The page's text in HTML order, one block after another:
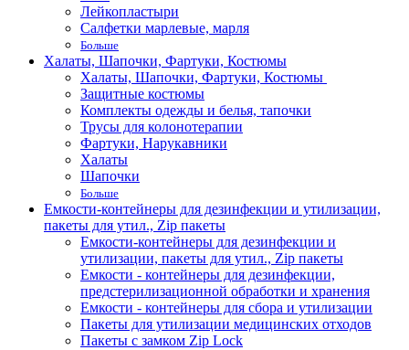
Лейкопластыри
Салфетки марлевые, марля
Больше
Халаты, Шапочки, Фартуки, Костюмы
Халаты, Шапочки, Фартуки, Костюмы
Защитные костюмы
Комплекты одежды и белья, тапочки
Трусы для колонотерапии
Фартуки, Нарукавники
Халаты
Шапочки
Больше
Емкости-контейнеры для дезинфекции и утилизации,
пакеты для утил., Zip пакеты
Емкости-контейнеры для дезинфекции и
утилизации, пакеты для утил., Zip пакеты
Емкости - контейнеры для дезинфекции,
предстерилизационной обработки и хранения
Емкости - контейнеры для сбора и утилизации
Пакеты для утилизации медицинских отходов
Пакеты с замком Zip Lock